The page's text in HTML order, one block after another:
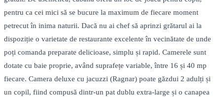
pentru ca cei mici să se bucure la maximum de fiecare moment
petrecut în inima naturii. Dacă nu ai chef să aprinzi grătarul ai la
dispoziție o varietate de restaurante excelente în vecinătate de unde
poți comanda preparate delicioase, simplu și rapid. Camerele sunt
dotate cu baie proprie, având suprafețe variable, între 16 și 40 mp
fiecare. Camera deluxe cu jacuzzi (Ragnar) poate găzdui 2 adulți și
un copil, fiind compusă dintr-un pat dublu extra-large și o canapea